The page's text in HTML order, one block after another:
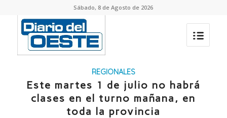
Sábado, 8 de Agosto de 2026
REGIONALES
Este martes 1 de julio no habrá
clases en el turno mañana, en
toda la provincia